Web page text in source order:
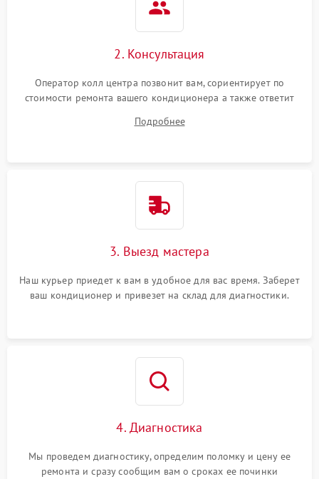
2. Консультация
Оператор колл центра позвонит вам, сориентирует по
стоимости ремонта вашего кондиционера а также ответит
Подробнее
3. Выезд мастера
Наш курьер приедет к вам в удобное для вас время. Заберет
ваш кондиционер и привезет на склад для диагностики.
4. Диагностика
Мы проведем диагностику, определим поломку и цену ее
ремонта и сразу сообщим вам о сроках ее починки